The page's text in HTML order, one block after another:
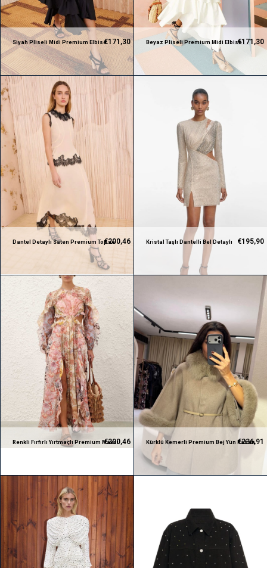
Siyah Pliseli Midi Premium Elbise€171,30 Beyaz Pliseli Premium Midi Elbise€171,30
Dantel Detaylı Saten Premium Top ve€200,46
Kristal Taşlı Dantelli Bel Detaylı
Premium Mini Elbise
€195,90
Renkli Fırfırlı Yırtmaçlı Premium Maksi
€200,46 Kürklü Kemerli Premium Bej Yün Kaban
€236,91